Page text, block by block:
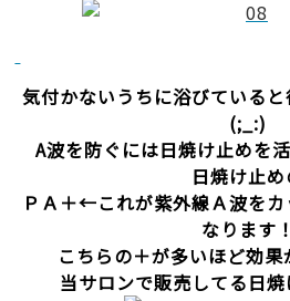
気付かないうちに浴びている
(;_:)
A波を防ぐには日焼け止めを
日焼け止め
ＰＡ＋←これが紫外線Ａ波を
なります！
こちらの＋が多いほど効
当サロンで販売してる日